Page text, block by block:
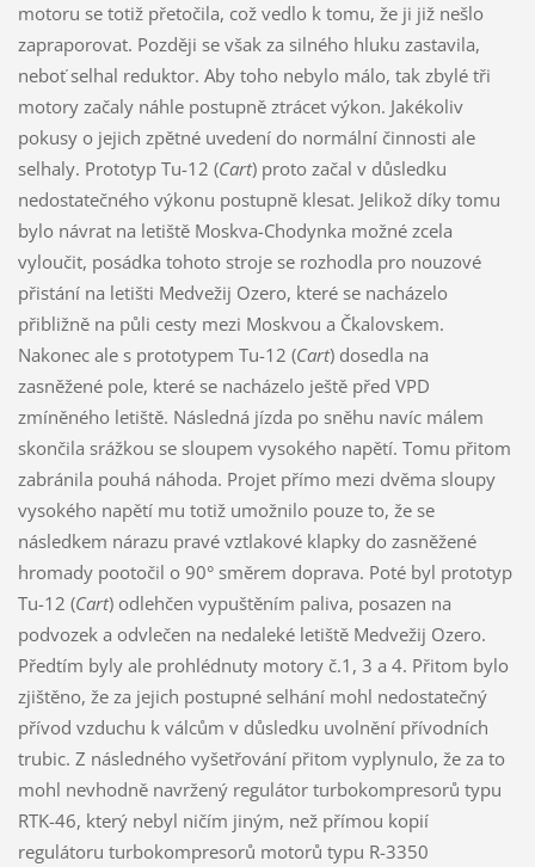
motoru se totiž přetočila, což vedlo k tomu, že ji již nešlo
zapraporovat. Později se však za silného hluku zastavila,
neboť selhal reduktor. Aby toho nebylo málo, tak zbylé tři
motory začaly náhle postupně ztrácet výkon. Jakékoliv
pokusy o jejich zpětné uvedení do normální činnosti ale
selhaly. Prototyp Tu-12 (Cart) proto začal v důsledku
nedostatečného výkonu postupně klesat. Jelikož díky tomu
bylo návrat na letiště Moskva-Chodynka možné zcela
vyloučit, posádka tohoto stroje se rozhodla pro nouzové
přistání na letišti Medvežij Ozero, které se nacházelo
přibližně na půli cesty mezi Moskvou a Čkalovskem.
Nakonec ale s prototypem Tu-12 (Cart) dosedla na
zasněžené pole, které se nacházelo ještě před VPD
zmíněného letiště. Následná jízda po sněhu navíc málem
skončila srážkou se sloupem vysokého napětí. Tomu přitom
zabránila pouhá náhoda. Projet přímo mezi dvěma sloupy
vysokého napětí mu totiž umožnilo pouze to, že se
následkem nárazu pravé vztlakové klapky do zasněžené
hromady pootočil o 90° směrem doprava. Poté byl prototyp
Tu-12 (Cart) odlehčen vypuštěním paliva, posazen na
podvozek a odvlečen na nedaleké letiště Medvežij Ozero.
Předtím byly ale prohlédnuty motory č.1, 3 a 4. Přitom bylo
zjištěno, že za jejich postupné selhání mohl nedostatečný
přívod vzduchu k válcům v důsledku uvolnění přívodních
trubic. Z následného vyšetřování přitom vyplynulo, že za to
mohl nevhodně navržený regulátor turbokompresorů typu
RTK-46, který nebyl ničím jiným, než přímou kopií
regulátoru turbokompresorů motorů typu R-3350